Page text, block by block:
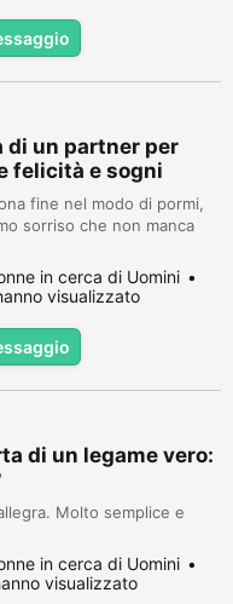
di un partner per
felicità e sogni
fine nel modo di pormi,
sorriso che non manca
in cerca di Uomini
visualizzato
di un legame vero:
Molto semplice e
in cerca di Uomini
visualizzato